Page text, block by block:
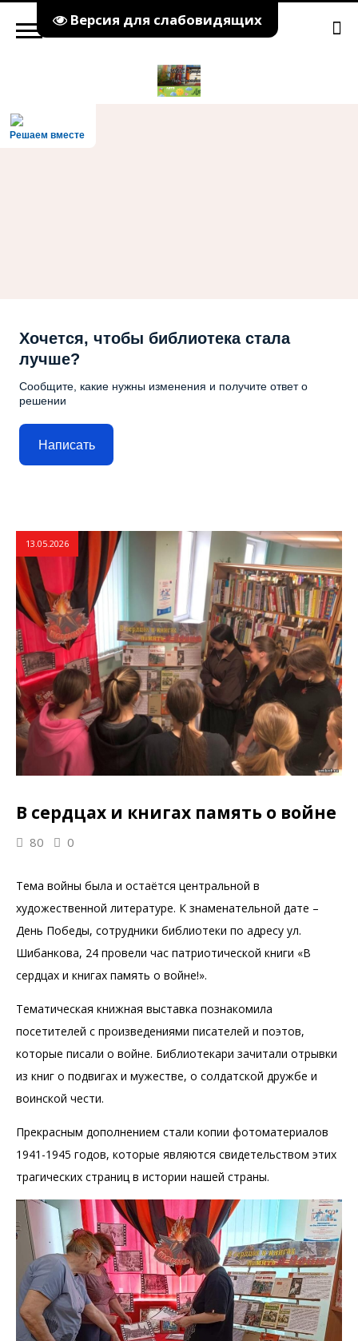
Версия для слабовидящих
Решаем вместе
Хочется, чтобы библиотека стала
лучше?
Сообщите, какие нужны изменения и получите ответ о
решении
Написать
13.05.2026
В сердцах и книгах память о войне
80 0
Тема войны была и остаётся центральной в
художественной литературе. К знаменательной дате –
День Победы, сотрудники библиотеки по адресу ул.
Шибанкова, 24 провели час патриотической книги «В
сердцах и книгах память о войне!».
Тематическая книжная выставка познакомила
посетителей с произведениями писателей и поэтов,
которые писали о войне. Библиотекари зачитали отрывки
из книг о подвигах и мужестве, о солдатской дружбе и
воинской чести.
Прекрасным дополнением стали копии фотоматериалов
1941-1945 годов, которые являются свидетельством этих
трагических страниц в истории нашей страны.